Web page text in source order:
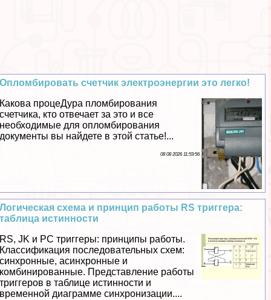
Опломбировать счетчик электроэнергии это легко!
Какова процеДypa пломбирования
счетчика, кто отвечает за это и все
необходимые для опломбирования
документы вы найдете в этой статье!...
08 08 2026 11:59:56
Логическая схема и принцип работы RS триггера:
таблица истинности
RS, JK и PC триггеры: принципы работы.
Классификация последовательных схем:
синхронные, асинхронные и
комбинированные. Представление работы
триггеров в таблице истинности и
временной диаграмме синхронизации....